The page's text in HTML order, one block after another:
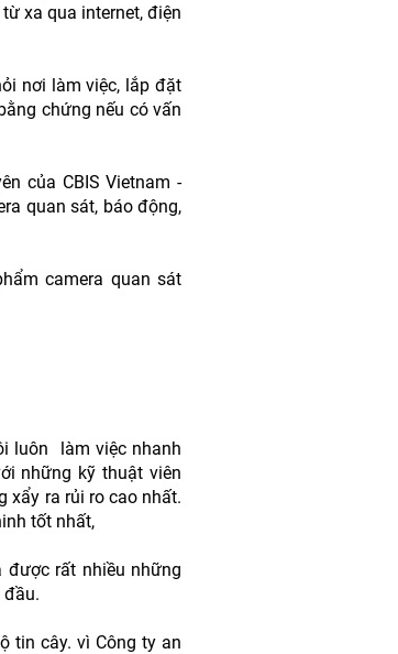
xa qua internet, điện
nơi làm việc, lắp đặt
chứng nếu có vấn
của CBIS Vietnam -
quan sát, báo động,
camera quan sát
luôn làm việc nhanh
những kỹ thuật viên
xẩy ra rủi ro cao nhất.
tốt nhất,
được rất nhiều những
đầu.
tin cây. vì Công ty an